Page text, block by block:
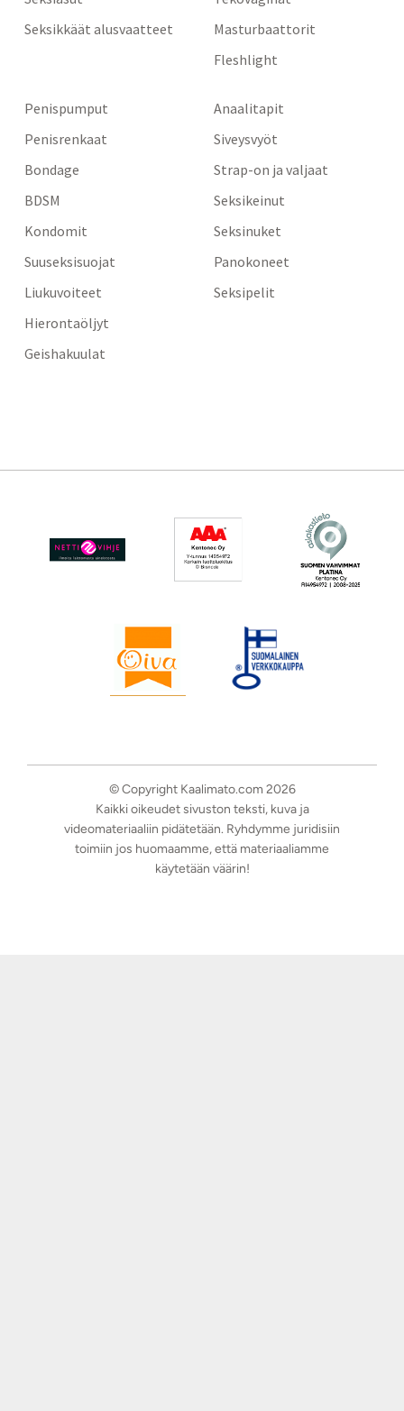
Seksikkäät alusvaatteet
Masturbaattorit
Fleshlight
Penispumput
Penisrenkaat
Bondage
BDSM
Kondomit
Suuseksisuojat
Liukuvoiteet
Hierontaöljyt
Geishakuulat
Anaalitapit
Siveysvyöt
Strap-on ja valjaat
Seksikeinut
Seksinuket
Panokoneet
Seksipelit
© Copyright Kaalimato.com 2026
Kaikki oikeudet sivuston teksti, kuva ja
videomateriaaliin pidätetään. Ryhdymme juridisiin
toimiin jos huomaamme, että materiaaliamme
käytetään väärin!